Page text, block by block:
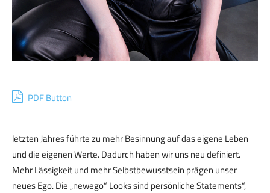
PDF Button
letzten Jahres führte zu mehr Besinnung auf das eigene Leben
und die eigenen Werte. Dadurch haben wir uns neu definiert.
Mehr Lässigkeit und mehr Selbstbewusstsein prägen unser
neues Ego. Die „newego“ Looks sind persönliche Statements“,